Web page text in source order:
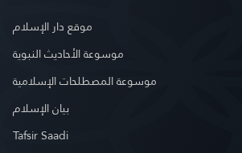
موقع دار الإسلام
موسوعة الأحاديث النبوية
موسوعة المصطلحات الإسلامية
بيان الإسلام
Tafsir Saadi